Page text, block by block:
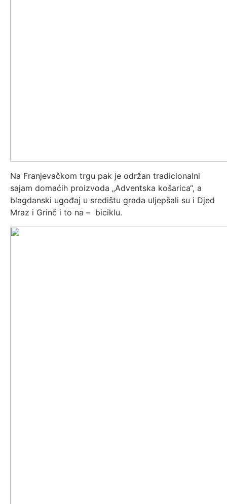
Na Franjevačkom trgu pak je održan tradicionalni
sajam domaćih proizvoda „Adventska košarica“, a
blagdanski ugođaj u središtu grada uljepšali su i Djed
Mraz i Grinč i to na – biciklu.